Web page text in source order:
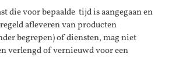
die voor bepaalde tijd is aangegaan en
afleveren van producten
begrepen) of diensten, mag niet
verlengd of vernieuwd voor een